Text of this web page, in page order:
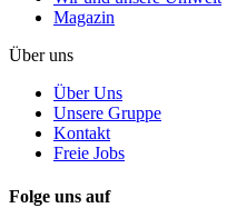
Magazin
Über uns
Über Uns
Unsere Gruppe
Kontakt
Freie Jobs
Folge uns auf